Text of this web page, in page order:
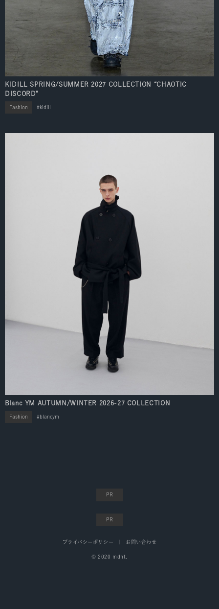
KIDILL SPRING/SUMMER 2027 COLLECTION “CHAOTIC
DISCORD”
Fashion kidill
Blanc YM AUTUMN/WINTER 2026-27 COLLECTION
Fashion blancym
プライバシーポリシー お問い合わせ
© 2020 mdnt.